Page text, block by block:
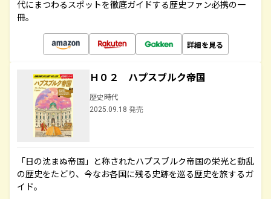
代にまつわるスポットを徹底ガイドする歴史ファン必携の一
冊。
詳細を見る
Ｈ０２ ハプスブルク帝国
歴史時代
2025.09.18 発売
「日の沈まぬ帝国」と称されたハプスブルク帝国の栄光と動乱
の歴史をたどり、今なお各国に残る史跡を巡る歴史を旅するガ
イド。